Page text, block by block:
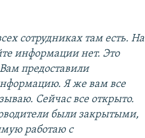
сотрудниках там есть. На
информации нет. Это
предоставили
Я же вам все
Сейчас все открыто.
были закрытыми,
работаю с